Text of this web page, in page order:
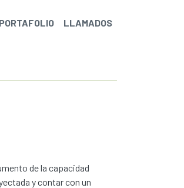
PORTAFOLIO LLAMADOS
de la capacidad
y contar con un